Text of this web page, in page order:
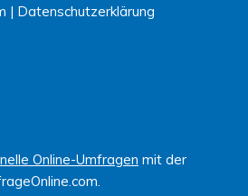
| Datenschutzerklärung
Online-Umfragen mit der